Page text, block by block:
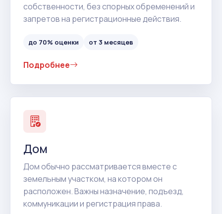
собственности, без спорных обременений и
запретов на регистрационные действия.
до 70% оценки от 3 месяцев
Подробнее
Дом
Дом обычно рассматривается вместе с
земельным участком, на котором он
расположен. Важны назначение, подъезд,
коммуникации и регистрация права.